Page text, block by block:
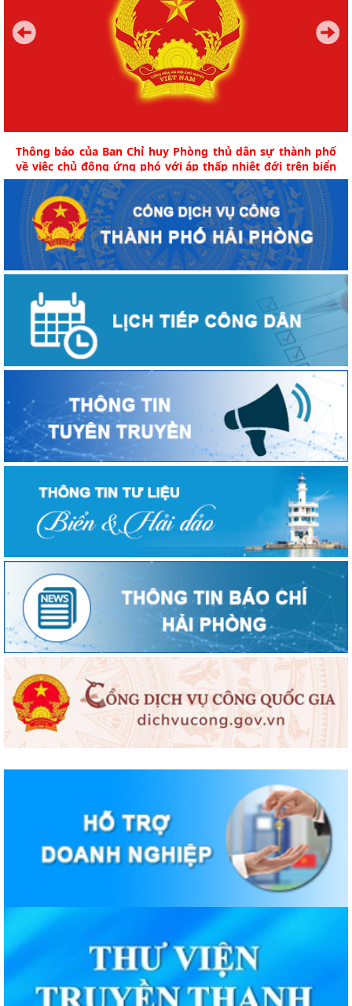
Thông báo của Ban Chỉ huy Phòng thủ dân sự thành phố
về việc chủ động ứng phó với áp thấp nhiệt đới trên biển
Đông